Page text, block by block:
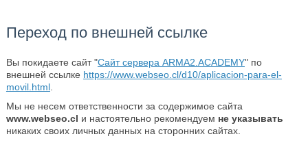
Переход по внешней ссылке
Вы покидаете сайт "Сайт сервера ARMA2.ACADEMY" по
внешней ссылке https://www.webseo.cl/d10/aplicacion-para-el-
movil.html.
Мы не несем ответственности за содержимое сайта
www.webseo.cl и настоятельно рекомендуем не указывать
никаких своих личных данных на сторонних сайтах.